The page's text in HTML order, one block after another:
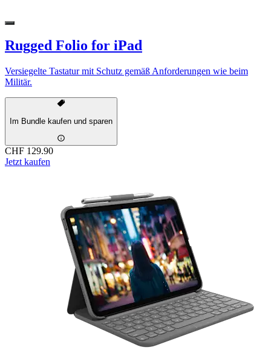
Rugged Folio for iPad
Versiegelte Tastatur mit Schutz gemäß Anforderungen wie beim
Militär.
Im Bundle kaufen und sparen
CHF 129.90
Jetzt kaufen